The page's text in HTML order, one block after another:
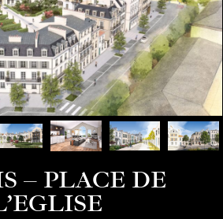
– PLACE DE